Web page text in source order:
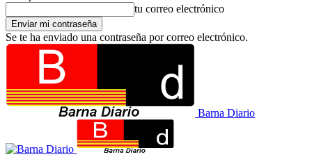
tu correo electrónico
Se te ha enviado una contraseña por correo electrónico.
Barna Diario